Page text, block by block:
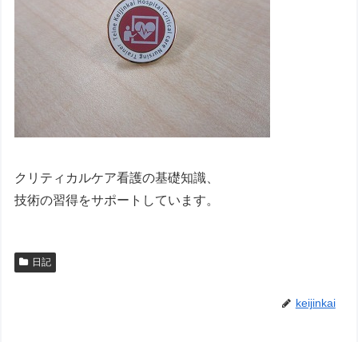
クリティカルケア看護の基礎知識、
技術の習得をサポートしています。
日記
keijinkai